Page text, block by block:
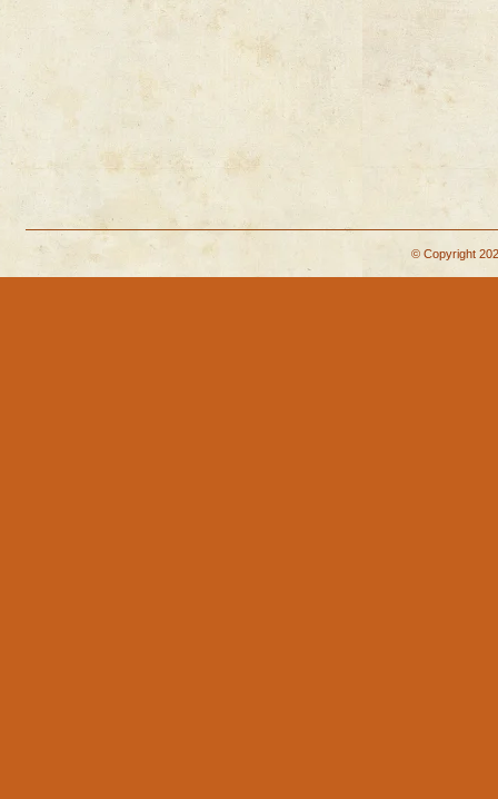
© Copyright